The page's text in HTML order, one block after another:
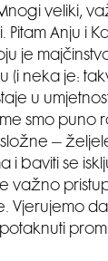
veliki,
Anju i
je
(i neka je:
u
smo puno
–
i baviti se
važno
Vjerujemo